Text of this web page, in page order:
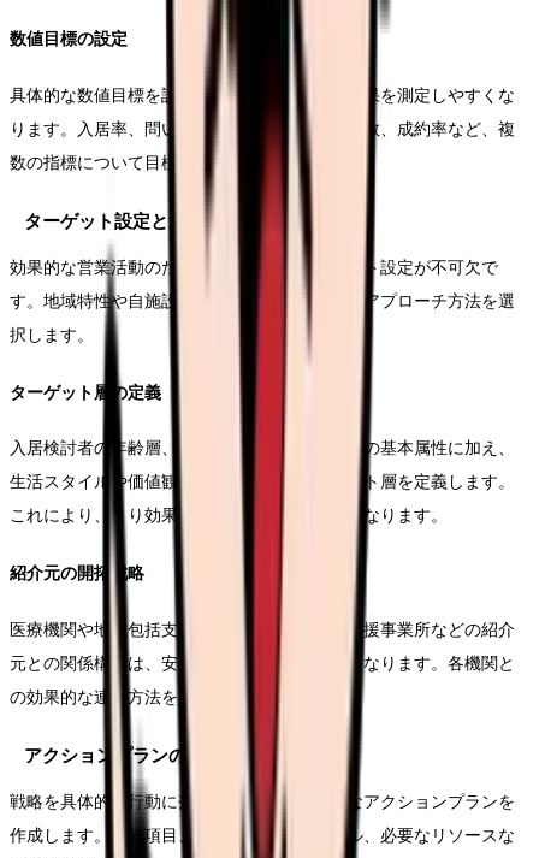
数値目標の設定
具体的な数値目標を設定することで、戦略の効果を測定しやすくな
ります。入居率、問い合わせ件数、見学実施件数、成約率など、複
数の指標について目標値を定めます。
ターゲット設定と approach方法
効果的な営業活動のためには、明確なターゲット設定が不可欠で
す。地域特性や自施設の特徴を考慮し、最適なアプローチ方法を選
択します。
ターゲット層の定義
入居検討者の年齢層、要介護度、経済状況などの基本属性に加え、
生活スタイルや価値観なども考慮してターゲット層を定義します。
これにより、より効果的なアプローチが可能となります。
紹介元の開拓戦略
医療機関や地域包括支援センター、居宅介護支援事業所などの紹介
元との関係構築は、安定した入居者確保の鍵となります。各機関と
の効果的な連携方法を具体的に計画します。
アクションプランの作成
戦略を具体的な行動に落とし込むため、詳細なアクションプランを
作成します。実施項目、担当者、スケジュール、必要なリソースな